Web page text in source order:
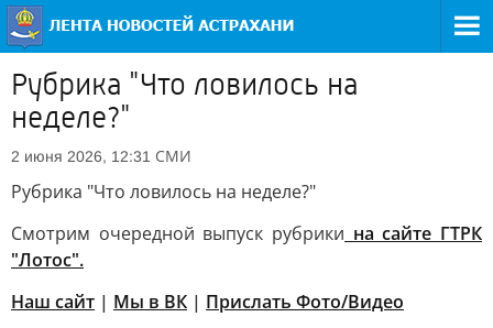
Рубрика "Что ловилось на
неделе?"
2 июня 2026, 12:31 СМИ
Рубрика "Что ловилось на неделе?"
Смотрим очередной выпуск рубрики на сайте ГТРК
"Лотос".
Наш сайт | Мы в ВК | Прислать Фото/Видео